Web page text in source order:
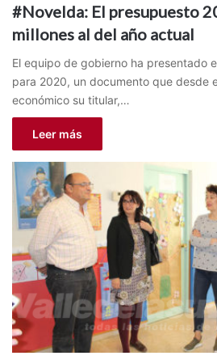
#Novelda: El presupuesto
millones al del año actual
El equipo de gobierno ha presentado
para 2020, un documento que desde
económico su titular,…
Leer más